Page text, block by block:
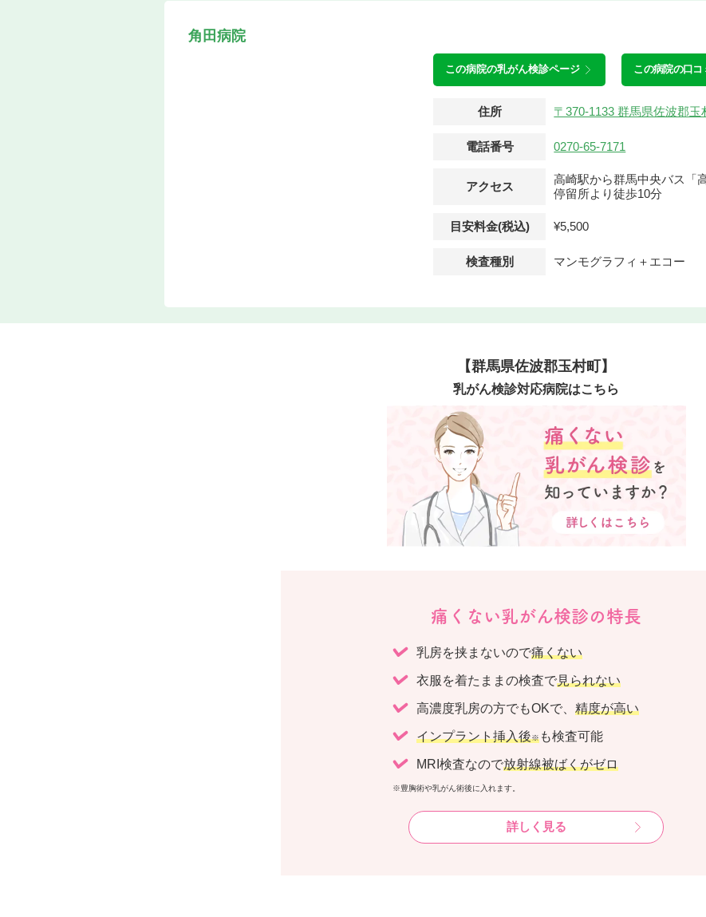
角田病院
この病院の乳がん検診ページ この病院の口コ
住所 〒370-1133 群馬県佐波郡
電話番号 0270-65-7171
アクセス
高崎駅から群馬中央バス「
停留所より徒歩10分
目安料金(税込) ¥5,500
検査種別 マンモグラフィ＋エコー
【群馬県佐波郡玉村町】
乳がん検診対応病院はこちら
痛くない乳がん検診の特長
乳房を挟まないので痛くない
衣服を着たままの検査で見られない
高濃度乳房の方でもOKで、 精度が高い
インプラント挿入後※ も検査可能
MRI検査なので放射線被ばくがゼロ
※豊胸術や乳がん術後に入れます。
詳しく見る